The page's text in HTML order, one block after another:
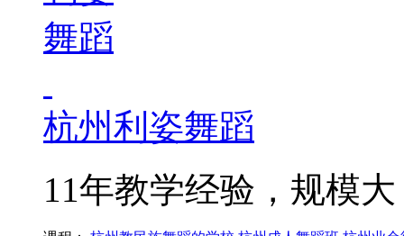
杭州利姿舞蹈
11年教学经验，规模